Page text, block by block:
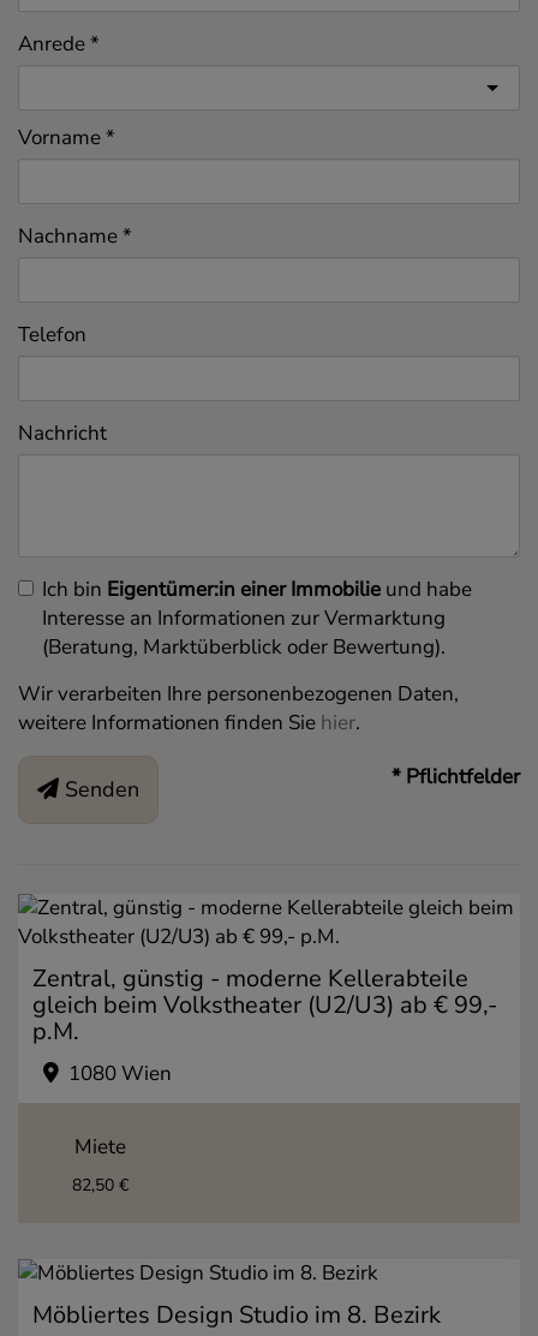
Anrede
Vorname
Nachname
Telefon
Nachricht
Ich bin Eigentümer:in einer Immobilie und habe
Interesse an Informationen zur Vermarktung
(Beratung, Marktüberblick oder Bewertung).
Wir verarbeiten Ihre personenbezogenen Daten,
weitere Informationen finden Sie hier.
Senden * Pflichtfelder
Zentral, günstig - moderne Kellerabteile
gleich beim Volkstheater (U2/U3) ab € 99,-
p.M.
1080 Wien
Miete
82,50 €
Möbliertes Design Studio im 8. Bezirk